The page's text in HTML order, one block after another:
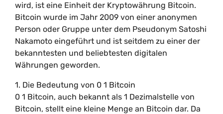
wird, ist eine Einheit der Kryptowährung Bitcoin.
Bitcoin wurde im Jahr 2009 von einer anonymen
Person oder Gruppe unter dem Pseudonym Satoshi
Nakamoto eingeführt und ist seitdem zu einer der
bekanntesten und beliebtesten digitalen
Währungen geworden.
1. Die Bedeutung von 0 1 Bitcoin
0 1 Bitcoin, auch bekannt als 1 Dezimalstelle von
Bitcoin, stellt eine kleine Menge an Bitcoin dar. Da